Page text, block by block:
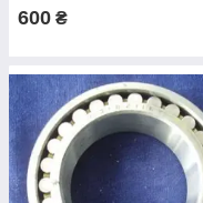
600 ₴